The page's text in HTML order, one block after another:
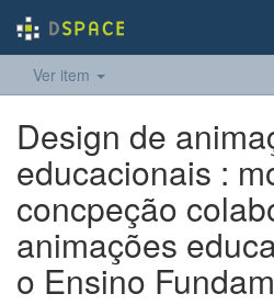
Ver item
Design de
educacionais :
concpeção
animações
o Ensino